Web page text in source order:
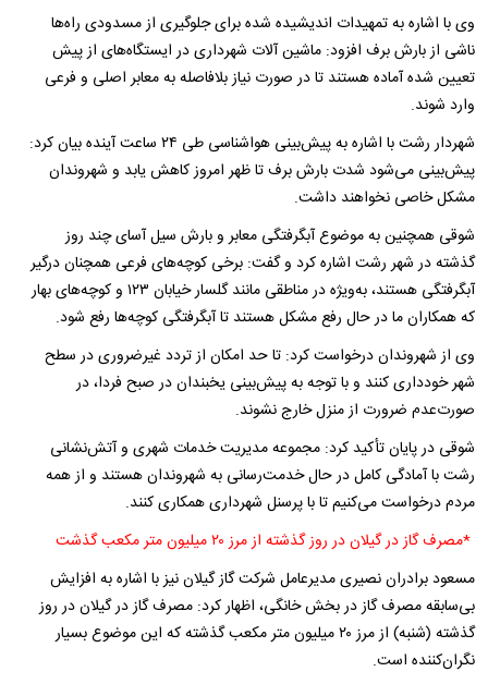
وی با اشاره به تمهیدات اندیشیده شده برای جلوگیری از مسدودی راه‌ها
ناشی از بارش برف افزود: ماشین آلات شهرداری در ایستگاه‌های از پیش
تعیین شده آماده هستند تا در صورت نیاز بلافاصله به معابر اصلی و فرعی
وارد شوند.
شهردار رشت با اشاره به پیش‌بینی هواشناسی طی ۲۴ ساعت آینده بیان کرد:
پیش‌بینی می‌شود شدت بارش برف تا ظهر امروز کاهش یابد و شهروندان
مشکل خاصی نخواهند داشت.
شوقی همچنین به موضوع آبگرفتگی معابر و بارش سیل آسای چند روز
گذشته در شهر رشت اشاره کرد و گفت: برخی کوچه‌های فرعی همچنان درگیر
آبگرفتگی هستند، به‌ویژه در مناطقی مانند گلسار خیابان ۱۲۳ و کوچه‌های بهار
که همکاران ما در حال رفع مشکل هستند تا آبگرفتگی کوچه‌ها رفع شود.
وی از شهروندان درخواست کرد: تا حد امکان از تردد غیرضروری در سطح
شهر خودداری کنند و با توجه به پیش‌بینی یخبندان در صبح فردا، در
صورت‌عدم ضرورت از منزل خارج نشوند.
شوقی در پایان تأکید کرد: مجموعه مدیریت خدمات شهری و آتش‌نشانی
رشت با آمادگی کامل در حال خدمت‌رسانی به شهروندان هستند و از همه
مردم درخواست می‌کنیم تا با پرسنل شهرداری همکاری کنند.
*مصرف گاز در گیلان در روز گذشته از مرز ۲۰ میلیون متر مکعب گذشت
مسعود برادران نصیری مدیرعامل شرکت گاز گیلان نیز با اشاره به افزایش
بی‌سابقه مصرف گاز در بخش خانگی، اظهار کرد: مصرف گاز در گیلان در روز
گذشته (شنبه) از مرز ۲۰ میلیون متر مکعب گذشته که این موضوع بسیار
نگران‌کننده است.